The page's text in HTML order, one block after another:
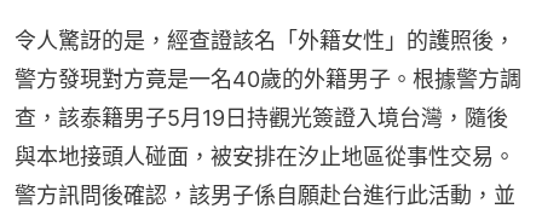
令人驚訝的是，經查證該名「外籍女性」的護照後，
警方發現對方竟是一名40歲的外籍男子。根據警方調
查，該泰籍男子5月19日持觀光簽證入境台灣，隨後
與本地接頭人碰面，被安排在汐止地區從事性交易。
警方訊問後確認，該男子係自願赴台進行此活動，並